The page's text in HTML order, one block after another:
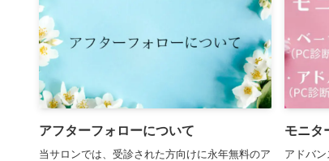
アフターフォローについて
当サロンでは、受診された方向けに永年無料のア
モニタ
アドバ